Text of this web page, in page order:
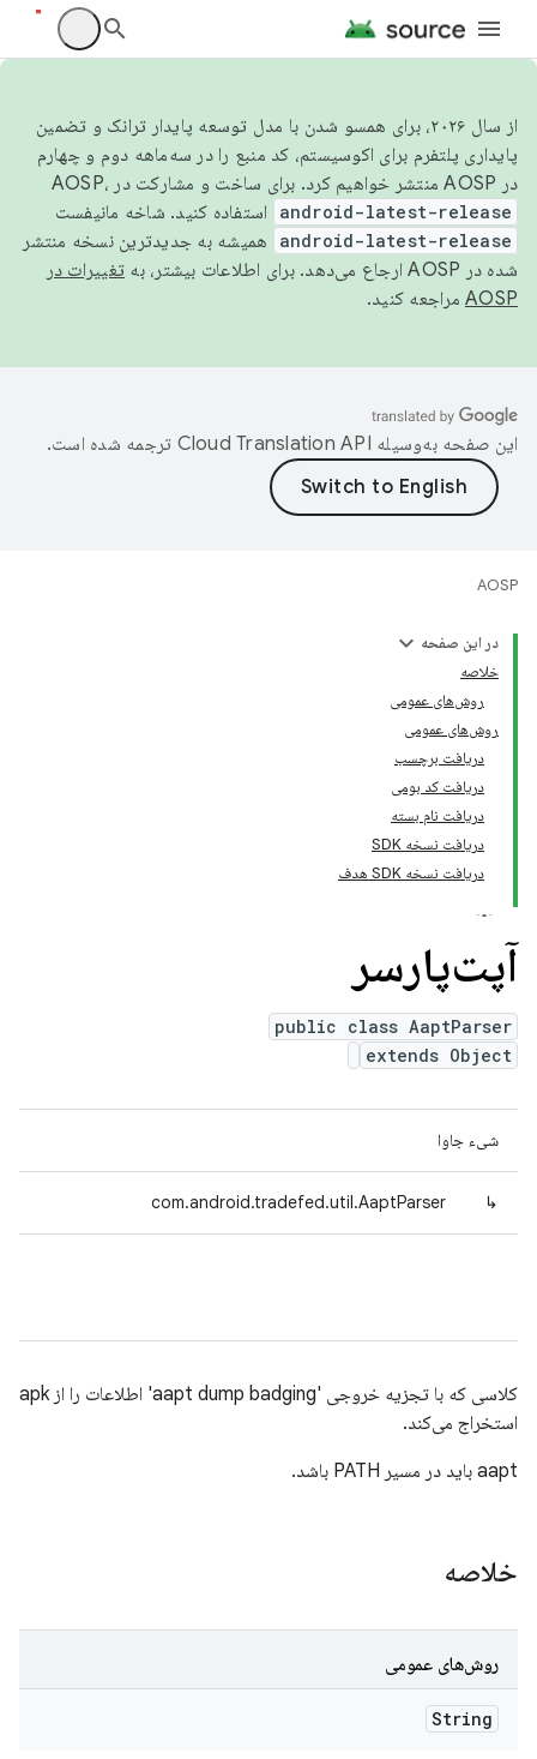
از سال ۲۰۲۶، برای همسو شدن با مدل توسعه پایدار ترانک و تضمین
پایداری پلتفرم برای اکوسیستم، کد منبع را در سه‌ماهه دوم و چهارم
در AOSP منتشر خواهیم کرد. برای ساخت و مشارکت در AOSP،
android-latest-release استفاده کنید. شاخه مانیفست
android-latest-release
همیشه به جدیدترین نسخه منتشر
شده در AOSP ارجاع می‌دهد. برای اطلاعات بیشتر، به
تغییرات در
AOSP مراجعه کنید.
این صفحه به‌وسیله ترجمه شده است.
AOSP
در این صفحه
خلاصه
روش‌های عمومی
روش‌های عمومی
دریافت برچسب
دریافت کد بومی
دریافت نام بسته
دریافت نسخه SDK
دریافت نسخه SDK هدف
آپت‌پارسر
public class AaptParser
extends Object
شیء جاوا
↳
com.android.tradefed.util.AaptParser
کلاسی که با تجزیه خروجی 'aapt dump badging' اطلاعات را از apk
استخراج می‌کند.
aapt باید در مسیر PATH باشد.
خلاصه
روش‌های عمومی
String